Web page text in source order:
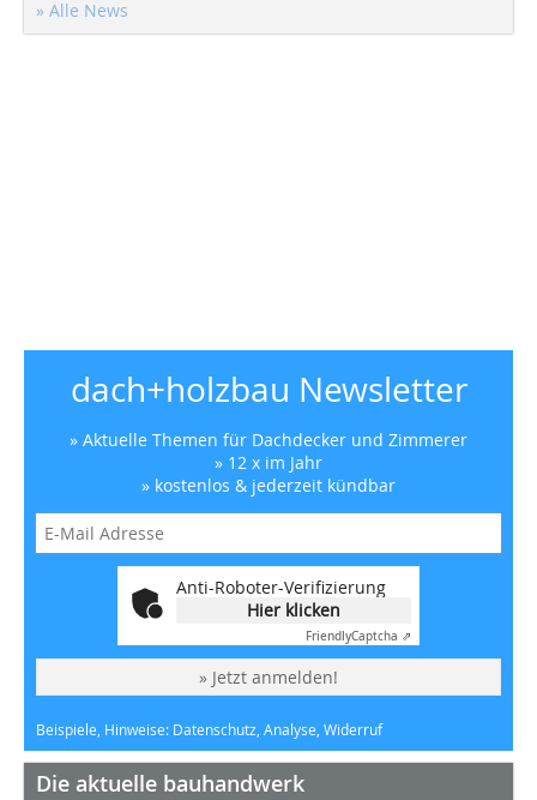
» Alle News
dach+holzbau Newsletter
» Aktuelle Themen für Dachdecker und Zimmerer
» 12 x im Jahr
» kostenlos & jederzeit kündbar
Anti-Roboter-Verifizierung
Hier klicken
FriendlyCaptcha ⇗
» Jetzt anmelden!
Beispiele, Hinweise: Datenschutz, Analyse, Widerruf
Die aktuelle bauhandwerk